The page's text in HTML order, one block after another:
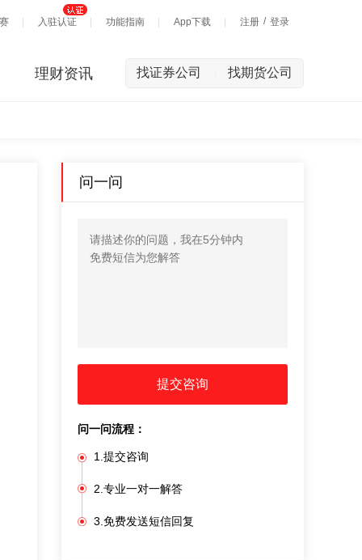
入驻认证 功能指南 App下载 注册 / 登录
理财资讯 找证券公司 找期货公司
问一问
提交咨询
问一问流程：
1.提交咨询
2.专业一对一解答
3.免费发送短信回复